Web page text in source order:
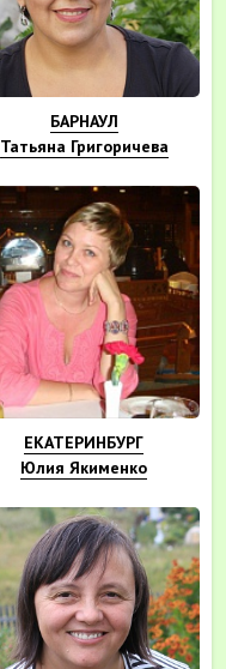
БАРНАУЛ
Татьяна Григоричева
ЕКАТЕРИНБУРГ
Юлия Якименко